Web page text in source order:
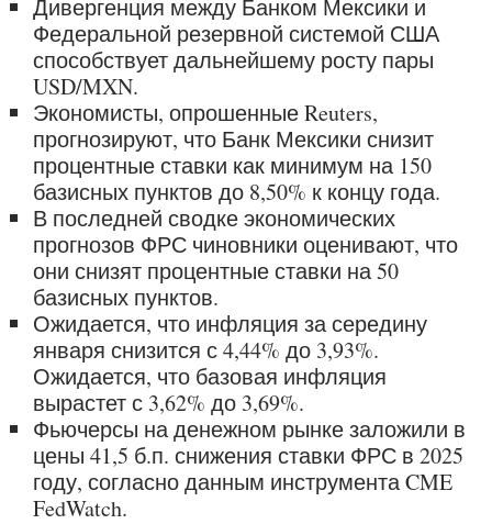
Дивергенция между Банком Мексики и
Федеральной резервной системой США
способствует дальнейшему росту пары
USD/MXN.
Экономисты, опрошенные Reuters,
прогнозируют, что Банк Мексики снизит
процентные ставки как минимум на 150
базисных пунктов до 8,50% к концу года.
В последней сводке экономических
прогнозов ФРС чиновники оценивают, что
они снизят процентные ставки на 50
базисных пунктов.
Ожидается, что инфляция за середину
января снизится с 4,44% до 3,93%.
Ожидается, что базовая инфляция
вырастет с 3,62% до 3,69%.
Фьючерсы на денежном рынке заложили в
цены 41,5 б.п. снижения ставки ФРС в 2025
году, согласно данным инструмента CME
FedWatch.